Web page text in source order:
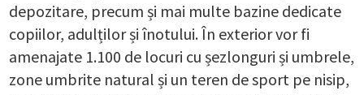
depozitare, precum și mai multe bazine dedicate
copiilor, adulților și înotului. În exterior vor fi
amenajate 1.100 de locuri cu șezlonguri și umbrele,
zone umbrite natural și un teren de sport pe nisip,